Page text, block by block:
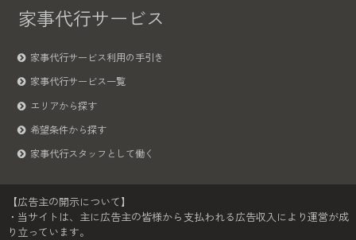
家事代行サービス
家事代行サービス利用の手引き
家事代行サービス一覧
エリアから探す
希望条件から探す
家事代行スタッフとして働く
【広告主の開示について】
・当サイトは、主に広告主の皆様から支払われる広告収入により運営が成
り立っています。